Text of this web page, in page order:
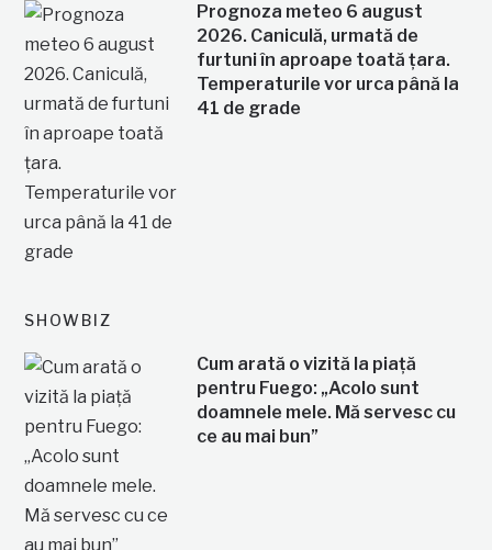
Prognoza meteo 6 august
2026. Caniculă, urmată de
furtuni în aproape toată țara.
Temperaturile vor urca până la
41 de grade
SHOWBIZ
Cum arată o vizită la piață
pentru Fuego: „Acolo sunt
doamnele mele. Mă servesc cu
ce au mai bun”